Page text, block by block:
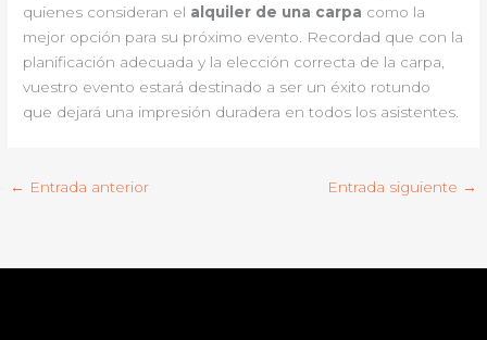
quienes consideran el alquiler de una carpa como la
mejor opción para su próximo evento. Recordad que con la
planificación adecuada y la elección correcta de la carpa,
vuestro evento estará destinado a ser un éxito rotundo
que dejará una impresión duradera en todos los asistentes.
← Entrada anterior Entrada siguiente →